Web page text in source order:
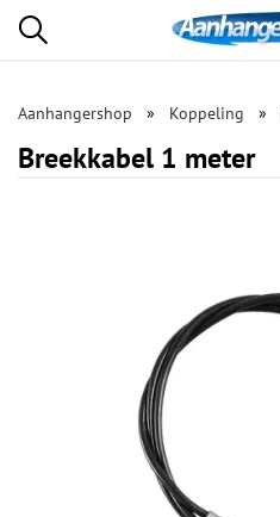
Aanhangershop Koppeling
Breekkabel 1 meter